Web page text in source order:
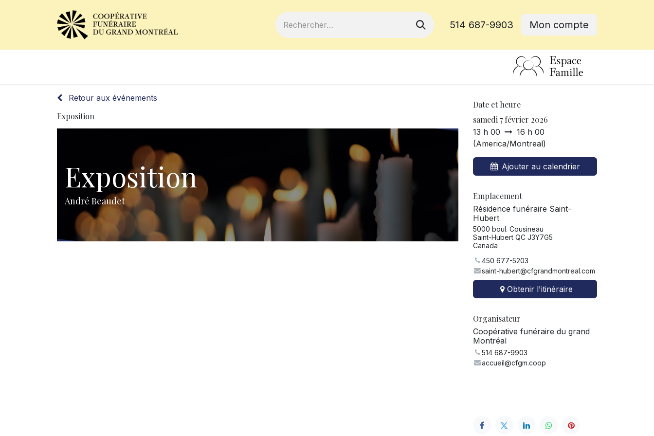
514 687-9903 Mon compte
Retour aux événements
Exposition
Exposition
André Beaudet
Date et heure
samedi 7 février 2026
13 h 00
16 h 00
(America/Montreal)
Ajouter au calendrier
Emplacement
Résidence funéraire Saint-
Hubert
5000 boul. Cousineau
Saint-Hubert QC J3Y7G5
Canada
450 677-5203
saint-hubert@cfgrandmontreal.com
Obtenir l'itinéraire
Organisateur
Coopérative funéraire du grand
Montréal
514 687-9903
accueil@cfgm.coop